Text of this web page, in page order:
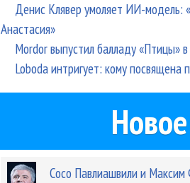
Денис Клявер умоляет ИИ-модель:
Анастасия»
Mordor выпустил балладу «Птицы»
Loboda интригует: кому посвящена
Новое
Сосо Павлиашвили и